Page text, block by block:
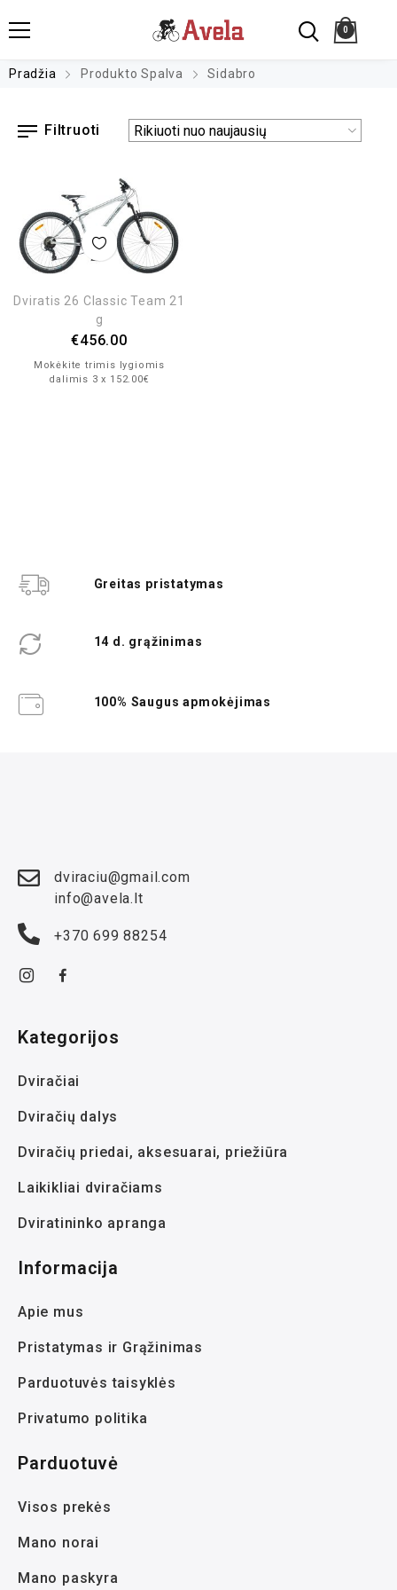
0
Pradžia Produkto Spalva Sidabro
Filtruoti
Dviratis 26 Classic Team 21
g
€456.00
Mokėkite trimis lygiomis
dalimis 3 x 152.00€
Greitas pristatymas
14 d. grąžinimas
100% Saugus apmokėjimas
dviraciu@gmail.com
info@avela.lt
+370 699 88254
Kategorijos
Dviračiai
Dviračių dalys
Dviračių priedai, aksesuarai, priežiūra
Laikikliai dviračiams
Dviratininko apranga
Informacija
Apie mus
Pristatymas ir Grąžinimas
Parduotuvės taisyklės
Privatumo politika
Parduotuvė
Visos prekės
Mano norai
Mano paskyra